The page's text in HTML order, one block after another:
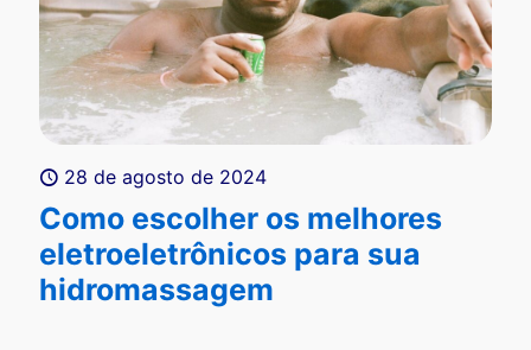
28 de agosto de 2024
Como escolher os melhores
eletroeletrônicos para sua
hidromassagem